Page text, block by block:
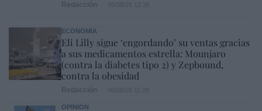
ECONOMÍA
Eli Lilly sigue ‘engordando’ su ventas gracias
a sus medicamentos estrella: Mounjaro
(contra la diabetes tipo 2) y Zepbound,
contra la obesidad
OPINIÓN